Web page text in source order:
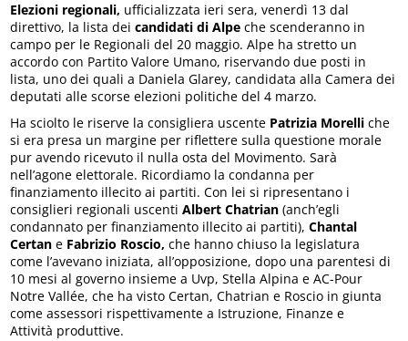
Elezioni regionali, ufficializzata ieri sera, venerdì 13 dal
direttivo, la lista deicandidati di Alpe che scenderanno in
campo per le Regionali del 20 maggio. Alpe ha stretto un
accordo con Partito Valore Umano, riservando due posti in
lista, uno dei quali a Daniela Glarey, candidata alla Camera dei
deputati alle scorse elezioni politiche del 4 marzo.
Ha sciolto le riserve la consigliera uscente Patrizia Morelli che
si era presa un margine per riflettere sulla questione morale
pur avendo ricevuto il nulla osta del Movimento. Sarà
nell’agone elettorale. Ricordiamo la condanna per
finanziamento illecito ai partiti. Con lei si ripresentano i
consiglieri regionali uscenti Albert Chatrian (anch’egli
condannato per finanziamento illecito ai partiti),Chantal
Certan e Fabrizio Roscio,che hanno chiuso la legislatura
come l’avevano iniziata, all’opposizione, dopo una parentesi di
10 mesi al governo insieme a Uvp, Stella Alpina e AC-Pour
Notre Vallée, che ha visto Certan, Chatrian e Roscio in giunta
come assessori rispettivamente a Istruzione, Finanze e
Attività produttive.